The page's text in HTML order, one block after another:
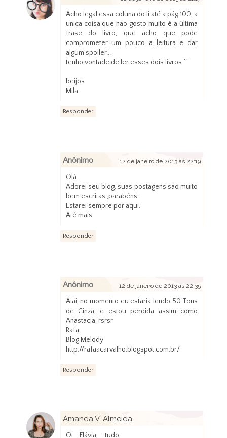
Acho legal essa coluna do li até a pág 100, a
unica coisa que não gosto muito é a última
frase do livro, que acho que pode
comprometer um pouco a leitura e dar
algum spoiler...
tenho vontade de ler esses dois livros ^^
beijos
Mila
Responder
Anônimo 12 de janeiro de 2013 às 22:19
Olá.
Adorei seu blog, suas postagens são muito
bem escritas ,parabéns.
Estarei sempre por aqui.
Até mais
Responder
Anônimo 12 de janeiro de 2013 às 22:35
Aiai, no momento eu estaria lendo 50 Tons
de Cinza, e estou perdida assim como
Anastacia, rsrsr
Rafa
Blog Melody
http://rafaacarvalho.blogspot.com.br/
Responder
Amanda V. Almeida
Oi Flávia, tudo